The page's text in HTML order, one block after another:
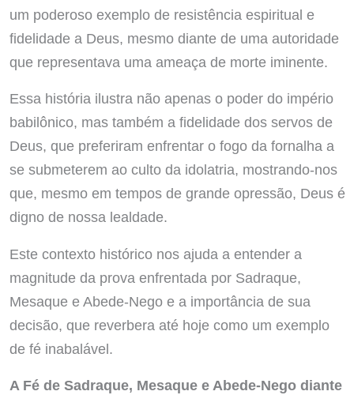
um poderoso exemplo de resistência espiritual e
fidelidade a Deus, mesmo diante de uma autoridade
que representava uma ameaça de morte iminente.
Essa história ilustra não apenas o poder do império
babilônico, mas também a fidelidade dos servos de
Deus, que preferiram enfrentar o fogo da fornalha a
se submeterem ao culto da idolatria, mostrando-nos
que, mesmo em tempos de grande opressão, Deus é
digno de nossa lealdade.
Este contexto histórico nos ajuda a entender a
magnitude da prova enfrentada por Sadraque,
Mesaque e Abede-Nego e a importância de sua
decisão, que reverbera até hoje como um exemplo
de fé inabalável.
A Fé de Sadraque, Mesaque e Abede-Nego diante